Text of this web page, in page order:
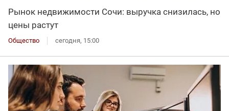
Рынок недвижимости Сочи: выручка снизилась, но
цены растут
Общество сегодня, 15:00